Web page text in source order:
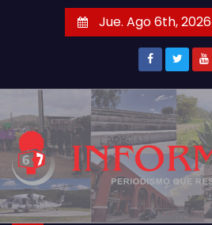
r
a
c
o
Jue. Ago 6th, 2026